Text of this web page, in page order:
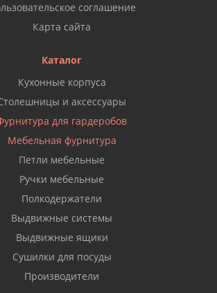
соглашение
Карта сайта
Каталог
Кухонные корпуса
и аксессуары
для гардеробов
Мебельная фурнитура
Петли мебельные
Ручки мебельные
Полкодержатели
Выдвижные системы
Выдвижные ящики
Сушилки для посуды
Производители